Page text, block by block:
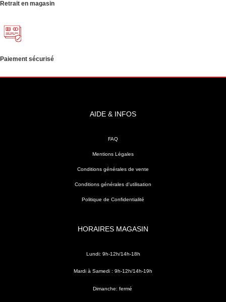
Retrait en magasin
Paiement sécurisé
AIDE & INFOS
FAQ
Mentions Légales
Conditions générales de vente
Conditions générales d'utilisation
Politique de Confidentialité
HORAIRES MAGASIN
Lundi: 9h-12h/14h-18h
Mardi à Samedi : 9h-12h/14h-19h
Dimanche: fermé